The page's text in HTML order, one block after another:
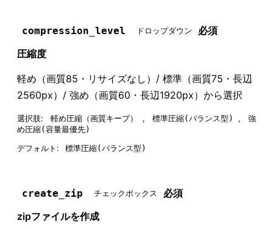
compression_level ドロップダウン
必須
圧縮度
軽め（画質85・リサイズなし）/ 標準（画質75・長辺
2560px）/ 強め（画質60・長辺1920px）から選択
選択肢: 軽め圧縮（画質キープ） , 標準圧縮(バランス型) ,
強
め圧縮(容量最優先)
デフォルト: 標準圧縮(バランス型)
create_zip チェックボックス
必須
zipファイルを作成